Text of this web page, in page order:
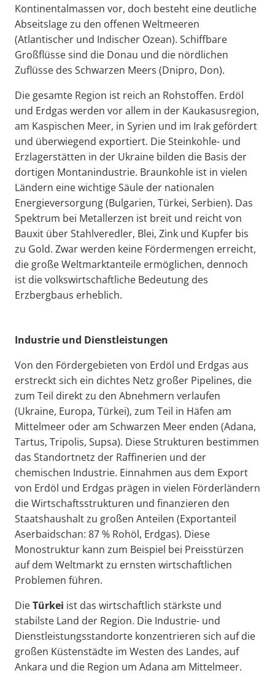
Kontinentalmassen vor, doch besteht eine deutliche
Abseitslage zu den offenen Weltmeeren
(Atlantischer und Indischer Ozean). Schiffbare
Großflüsse sind die Donau und die nördlichen
Zuflüsse des Schwarzen Meers (Dnipro, Don).
Die gesamte Region ist reich an Rohstoffen. Erdöl
und Erdgas werden vor allem in der Kaukasusregion,
am Kaspischen Meer, in Syrien und im Irak gefördert
und überwiegend exportiert. Die Steinkohle- und
Erzlagerstätten in der Ukraine bilden die Basis der
dortigen Montanindustrie. Braunkohle ist in vielen
Ländern eine wichtige Säule der nationalen
Energieversorgung (Bulgarien, Türkei, Serbien). Das
Spektrum bei Metallerzen ist breit und reicht von
Bauxit über Stahlveredler, Blei, Zink und Kupfer bis
zu Gold. Zwar werden keine Fördermengen erreicht,
die große Weltmarktanteile ermöglichen, dennoch
ist die volkswirtschaftliche Bedeutung des
Erzbergbaus erheblich.
Industrie und Dienstleistungen
Von den Fördergebieten von Erdöl und Erdgas aus
erstreckt sich ein dichtes Netz großer Pipelines, die
zum Teil direkt zu den Abnehmern verlaufen
(Ukraine, Europa, Türkei), zum Teil in Häfen am
Mittelmeer oder am Schwarzen Meer enden (Adana,
Tartus, Tripolis, Supsa). Diese Strukturen bestimmen
das Standortnetz der Raffinerien und der
chemischen Industrie. Einnahmen aus dem Export
von Erdöl und Erdgas prägen in vielen Förderländern
die Wirtschaftsstrukturen und finanzieren den
Staatshaushalt zu großen Anteilen (Exportanteil
Aserbaidschan: 87 % Rohöl, Erdgas). Diese
Monostruktur kann zum Beispiel bei Preisstürzen
auf dem Weltmarkt zu ernsten wirtschaftlichen
Problemen führen.
DieTürkei ist das wirtschaftlich stärkste und
stabilste Land der Region. Die Industrie- und
Dienstleistungsstandorte konzentrieren sich auf die
großen Küstenstädte im Westen des Landes, auf
Ankara und die Region um Adana am Mittelmeer.